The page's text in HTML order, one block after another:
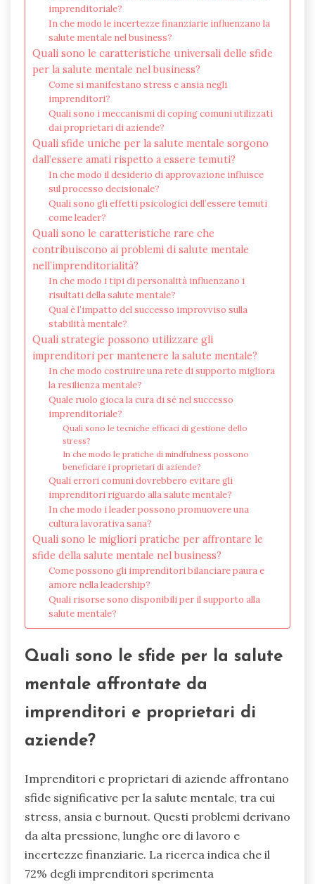
imprenditoriale?
In che modo le incertezze finanziarie influenzano la
salute mentale nel business?
Quali sono le caratteristiche universali delle sfide
per la salute mentale nel business?
Come si manifestano stress e ansia negli
imprenditori?
Quali sono i meccanismi di coping comuni utilizzati
dai proprietari di aziende?
Quali sfide uniche per la salute mentale sorgono
dall’essere amati rispetto a essere temuti?
In che modo il desiderio di approvazione influisce
sul processo decisionale?
Quali sono gli effetti psicologici dell’essere temuti
come leader?
Quali sono le caratteristiche rare che
contribuiscono ai problemi di salute mentale
nell’imprenditorialità?
In che modo i tipi di personalità influenzano i
risultati della salute mentale?
Qual è l’impatto del successo improvviso sulla
stabilità mentale?
Quali strategie possono utilizzare gli
imprenditori per mantenere la salute mentale?
In che modo costruire una rete di supporto migliora
la resilienza mentale?
Quale ruolo gioca la cura di sé nel successo
imprenditoriale?
Quali sono le tecniche efficaci di gestione dello
stress?
In che modo le pratiche di mindfulness possono
beneficiare i proprietari di aziende?
Quali errori comuni dovrebbero evitare gli
imprenditori riguardo alla salute mentale?
In che modo i leader possono promuovere una
cultura lavorativa sana?
Quali sono le migliori pratiche per affrontare le
sfide della salute mentale nel business?
Come possono gli imprenditori bilanciare paura e
amore nella leadership?
Quali risorse sono disponibili per il supporto alla
salute mentale?
Quali sono le sfide per la salute
mentale affrontate da
imprenditori e proprietari di
aziende?
Imprenditori e proprietari di aziende affrontano
sfide significative per la salute mentale, tra cui
stress, ansia e burnout. Questi problemi derivano
da alta pressione, lunghe ore di lavoro e
incertezze finanziarie. La ricerca indica che il
72% degli imprenditori sperimenta